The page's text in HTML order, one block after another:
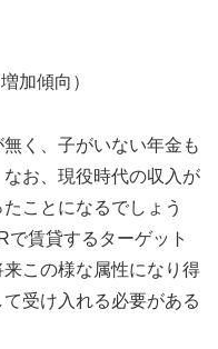
加傾向）
く、子がいない年金も
お、現役時代の収入が
ことになるでしょう
賃貸するターゲット
この様な属性になり得
受け入れる必要がある